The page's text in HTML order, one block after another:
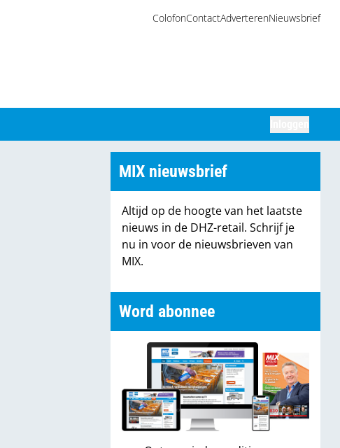
ColofonContactAdverterenNieuwsbrief
MIX nieuwsbrief
Altijd op de hoogte van het laatste
nieuws in de DHZ-retail. Schrijf je
nu in voor de nieuwsbrieven van
MIX.
Word abonnee